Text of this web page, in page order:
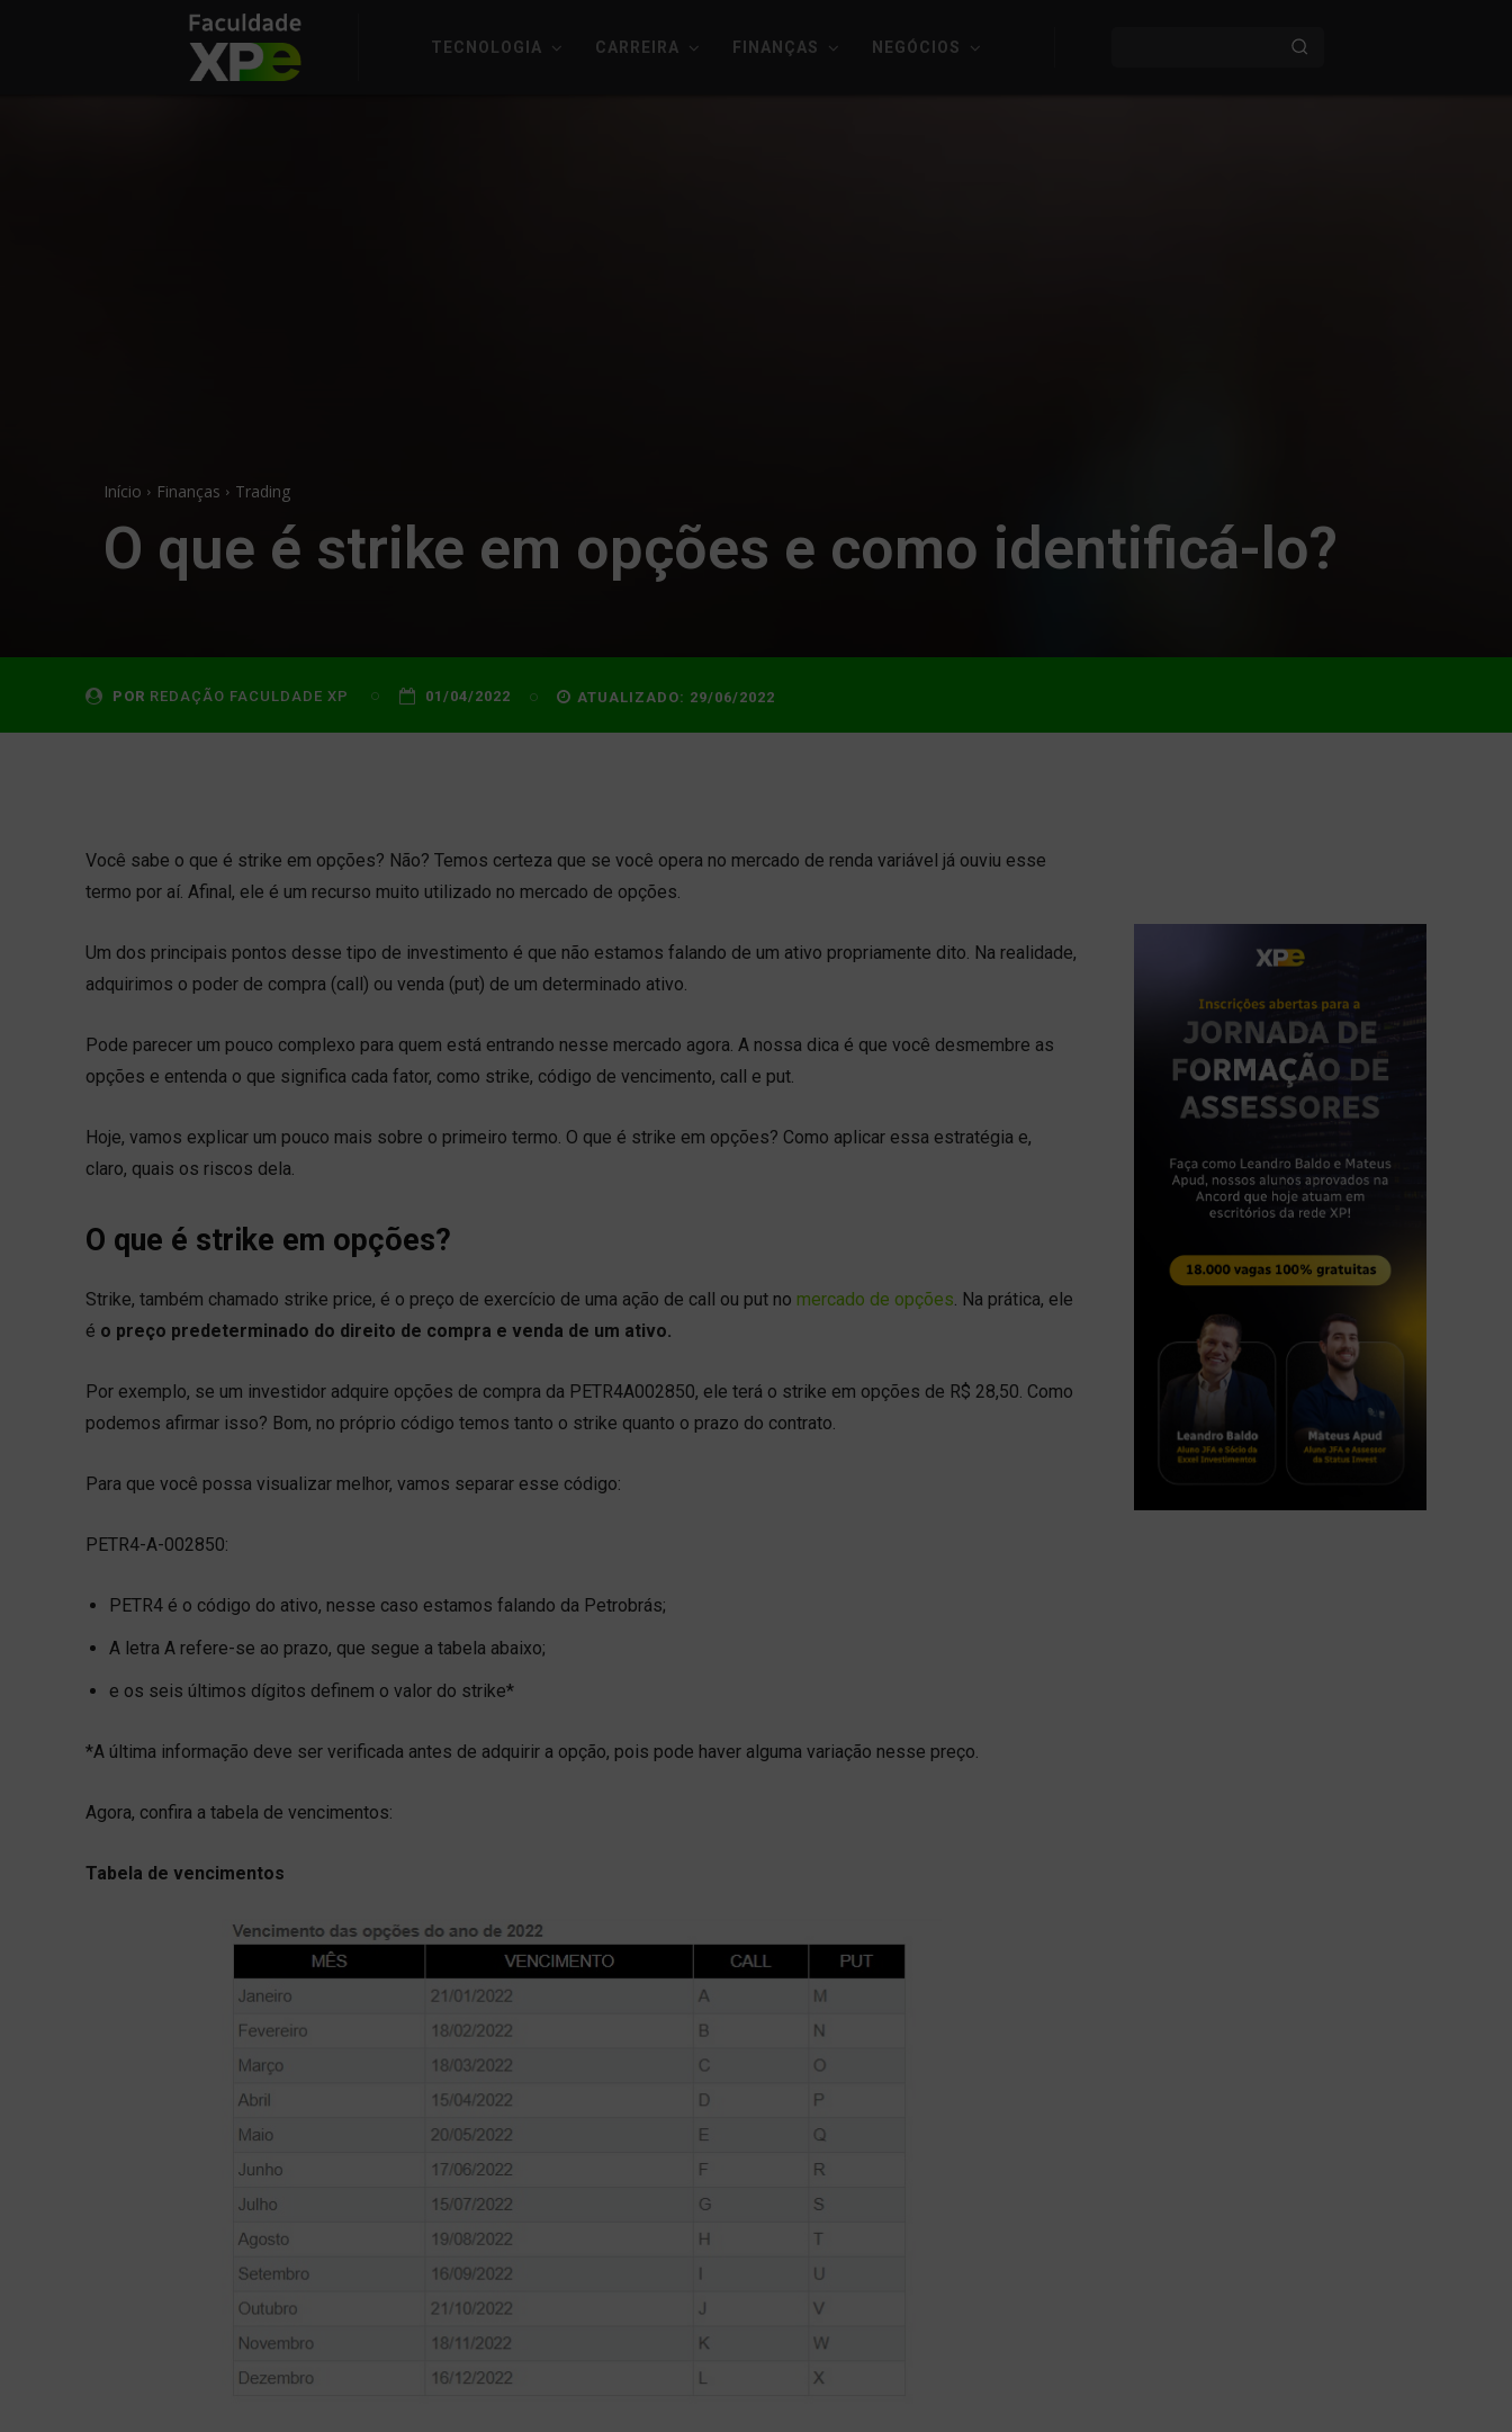
TECNOLOGIA CARREIRA FINANÇAS NEGÓCIOS
Início Finanças Trading
O que é strike em opções e como identificá-lo?
POR REDAÇÃO FACULDADE XP 01/04/2022 ATUALIZADO: 29/06/2022
Você sabe o que é strike em opções? Não? Temos certeza que se você opera no mercado de renda variável já ouviu esse
termo por aí. Afinal, ele é um recurso muito utilizado no mercado de opções.
Um dos principais pontos desse tipo de investimento é que não estamos falando de um ativo propriamente dito. Na realidade,
adquirimos o poder de compra (call) ou venda (put) de um determinado ativo.
Pode parecer um pouco complexo para quem está entrando nesse mercado agora. A nossa dica é que você desmembre as
opções e entenda o que significa cada fator, como strike, código de vencimento, call e put.
Hoje, vamos explicar um pouco mais sobre o primeiro termo. O que é strike em opções? Como aplicar essa estratégia e,
claro, quais os riscos dela.
O que é strike em opções?
Strike, também chamado strike price, é o preço de exercício de uma ação de call ou put no mercado de opções . Na prática, ele
é o preço predeterminado do direito de compra e venda de um ativo.
Por exemplo, se um investidor adquire opções de compra da PETR4A002850, ele terá o strike em opções de R$ 28,50. Como
podemos afirmar isso? Bom, no próprio código temos tanto o strike quanto o prazo do contrato.
Para que você possa visualizar melhor, vamos separar esse código:
PETR4-A-002850:
PETR4 é o código do ativo, nesse caso estamos falando da Petrobrás;
A letra A refere-se ao prazo, que segue a tabela abaixo;
e os seis últimos dígitos definem o valor do strike*
*A última informação deve ser verificada antes de adquirir a opção, pois pode haver alguma variação nesse preço.
Agora, confira a tabela de vencimentos:
Tabela de vencimentos